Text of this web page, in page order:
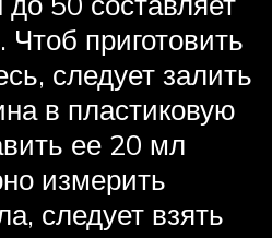
приготовить
следует залить
в пластиковую
ее 20 мл
измерить
следует взять